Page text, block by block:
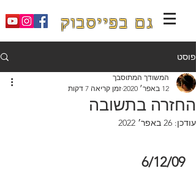
גם בפייסבוק
פוסט
החזרה בתשובה
המשודך המתוסבך
12 באפר׳ 2020
זמן קריאה 7 דקות
עודכן: 26 באפר׳ 2022
6/12/09